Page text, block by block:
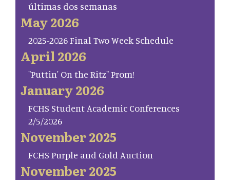
últimas dos semanas
May 2026
2025-2026 Final Two Week Schedule
April 2026
"Puttin' On the Ritz" Prom!
January 2026
FCHS Student Academic Conferences
2/5/2026
November 2025
FCHS Purple and Gold Auction
November 2025